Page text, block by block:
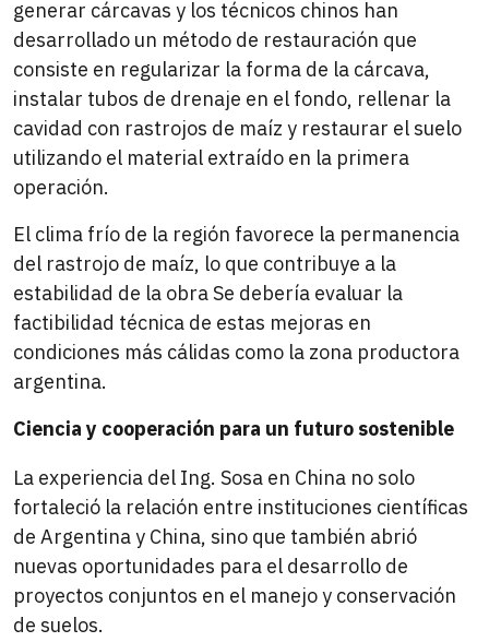
generar cárcavas y los técnicos chinos han
desarrollado un método de restauración que
consiste en regularizar la forma de la cárcava,
instalar tubos de drenaje en el fondo, rellenar la
cavidad con rastrojos de maíz y restaurar el suelo
utilizando el material extraído en la primera
operación.
El clima frío de la región favorece la permanencia
del rastrojo de maíz, lo que contribuye a la
estabilidad de la obra Se debería evaluar la
factibilidad técnica de estas mejoras en
condiciones más cálidas como la zona productora
argentina.
Ciencia y cooperación para un futuro sostenible
La experiencia del Ing. Sosa en China no solo
fortaleció la relación entre instituciones científicas
de Argentina y China, sino que también abrió
nuevas oportunidades para el desarrollo de
proyectos conjuntos en el manejo y conservación
de suelos.